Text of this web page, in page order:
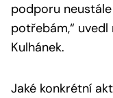
podporu
potřebám,“ uvedl
Kulhánek.
Jaké konkrétní